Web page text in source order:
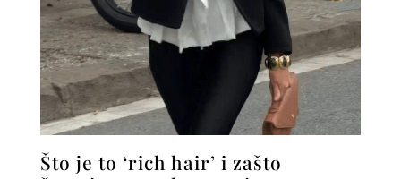
Što je to ‘rich hair’ i zašto